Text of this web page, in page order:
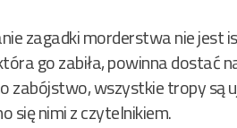
zagadki morderstwa nie
go zabiła, powinna dostać
zabójstwo, wszystkie tropy są
się nimi z czytelnikiem.